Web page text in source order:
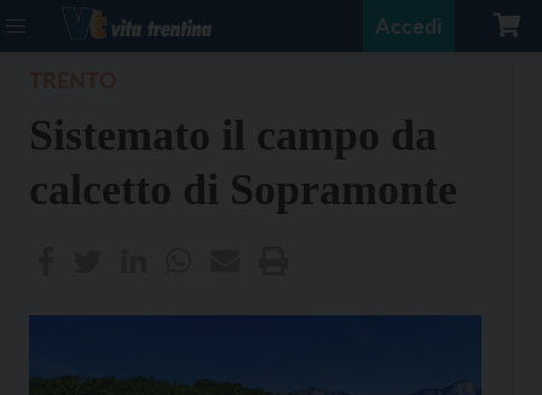
Accedi
Sistemato il campo da
calcetto di Sopramonte